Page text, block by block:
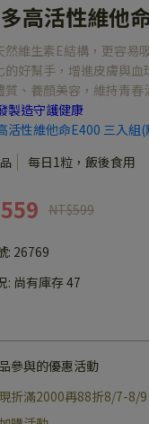
高活性維他
然維生素E結構，更容易
的好幫手，增進皮膚與血
質、養顏美容，維持青春
製造守護健康
活性維他命E400 三入組(
每日1粒，飯後食用
NT$599
: 26769
: 尚有庫存 47
參與的優惠活動
折滿2000再88折8/7-8/9